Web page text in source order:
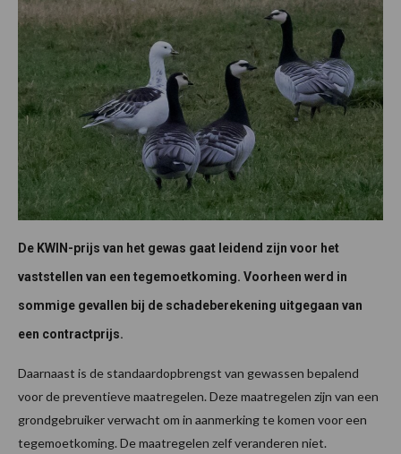
De KWIN-prijs van het gewas gaat leidend zijn voor het
vaststellen van een tegemoetkoming. Voorheen werd in
sommige gevallen bij de schadeberekening uitgegaan van
een contractprijs.
Daarnaast is de standaardopbrengst van gewassen bepalend
voor de preventieve maatregelen. Deze maatregelen zijn van een
grondgebruiker verwacht om in aanmerking te komen voor een
tegemoetkoming. De maatregelen zelf veranderen niet.